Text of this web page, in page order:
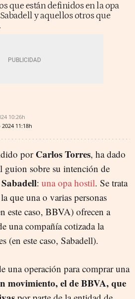
que están definidos en la opa
y aquellos otros que
10:26h
2024 11:18h
por Carlos Torres, ha dado
guion sobre su intención de
: una opa hostil. Se trata
que una o varias personas
este caso, BBVA) ofrecen a
una compañía cotizada la
(en este caso, Sabadell).
una operación para comprar una
movimiento, el de BBVA, que